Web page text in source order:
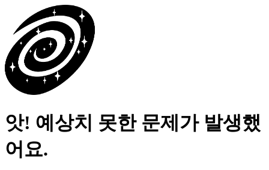
앗! 예상치 못한 문제가 발생했
어요.